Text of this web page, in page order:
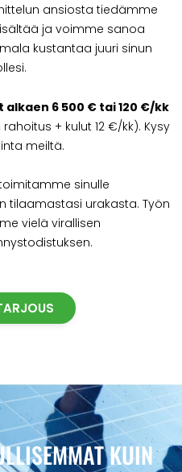
ansiosta tiedämme
ja voimme sanoa
kustantaa juuri sinun
6 500 € tai 120 €/kk
+ kulut 12 €/kk). Kysy
meiltä.
sinulle
tilaamastasi urakasta. Työn
vielä virallisen
KUIN